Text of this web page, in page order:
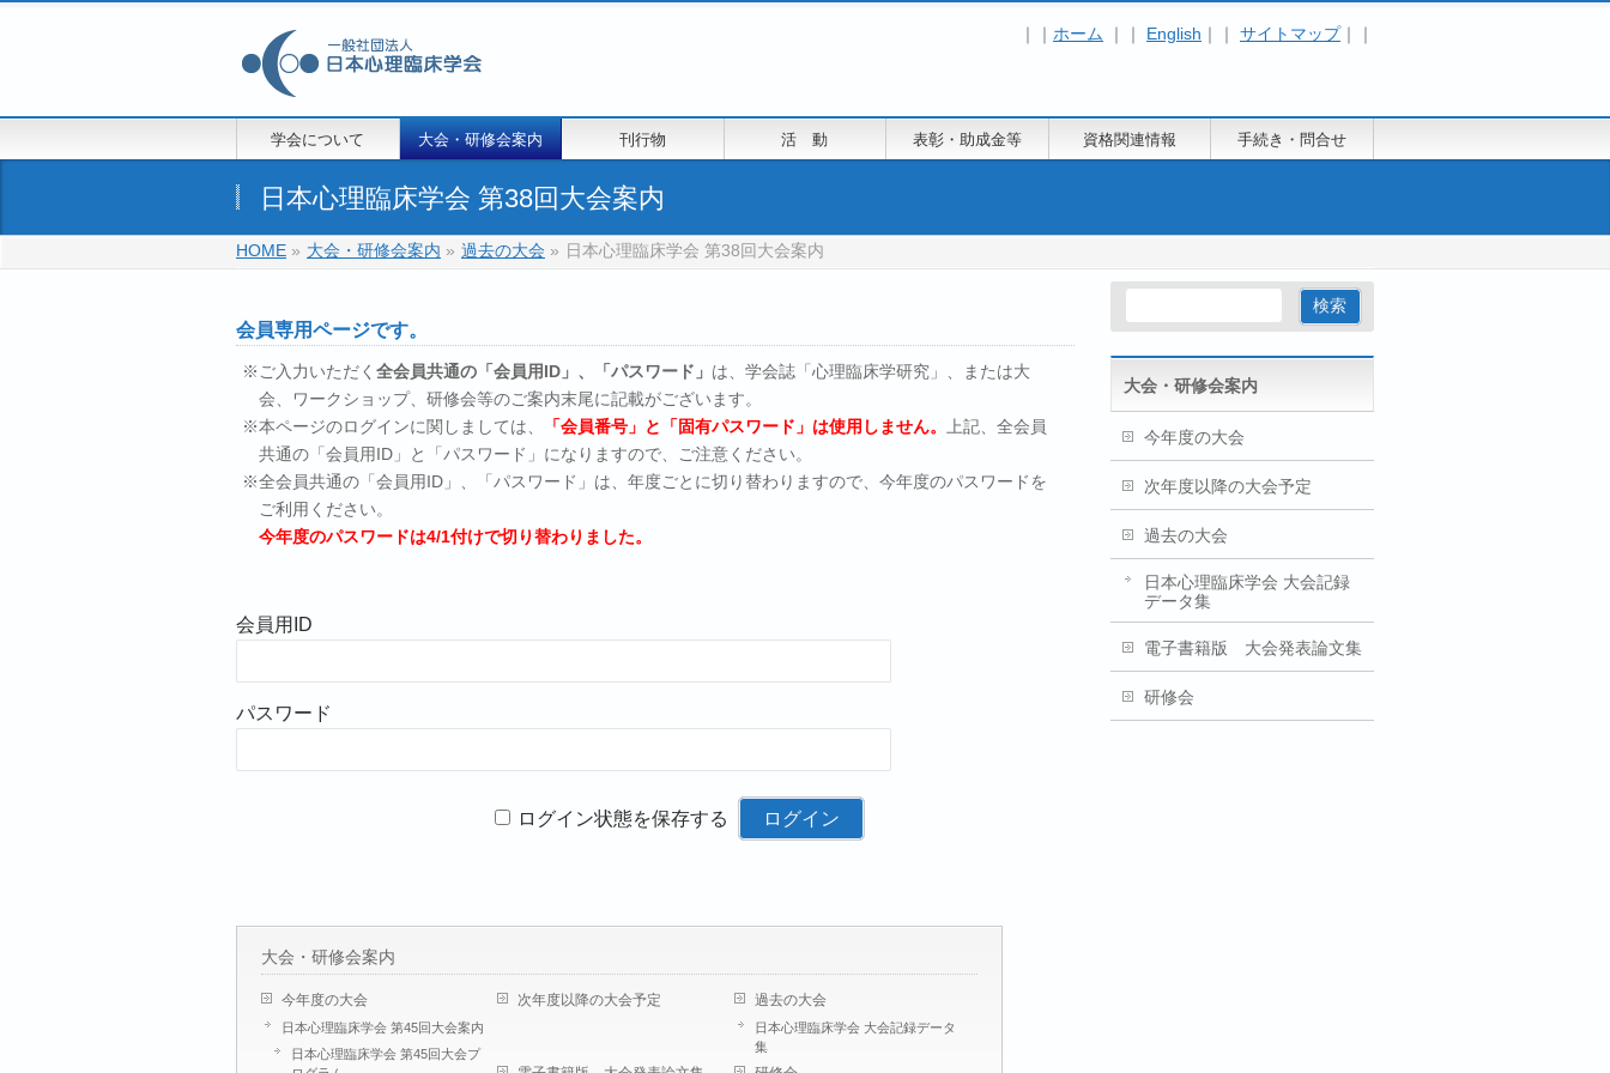
｜｜ ホーム ｜｜ English ｜｜ サイトマップ｜｜
学会について 大会・研修会案内 刊行物 活 動 表彰・助成金等 資格関連情報 手続き・問合せ
日本心理臨床学会 第38回大会案内
HOME » 大会・研修会案内 » 過去の大会 » 日本心理臨床学会 第38回大会案内
会員専用ページです。
※ご入力いただく 全会員共通の「会員用ID」、「パスワード」 は、学会誌「心理臨床学研究」、または大
会、ワークショップ、研修会等のご案内末尾に記載がございます。
※本ページのログインに関しましては、
「会員番号」と「固有パスワード」は使用しません。
上記、全会員
共通の「会員用ID」と「パスワード」になりますので、ご注意ください。
※全会員共通の「会員用ID」、「パスワード」は、年度ごとに切り替わりますので、今年度のパスワードを
ご利用ください。
今年度のパスワードは4/1付けで切り替わりました。
会員用ID
パスワード
ログイン状態を保存する
大会・研修会案内
今年度の大会
日本心理臨床学会 第45回大会案内
日本心理臨床学会 第45回大会プ
次年度以降の大会予定 過去の大会
日本心理臨床学会 大会記録データ
集
大会・研修会案内
今年度の大会
次年度以降の大会予定
過去の大会
日本心理臨床学会 大会記録
データ集
電子書籍版 大会発表論文集
研修会